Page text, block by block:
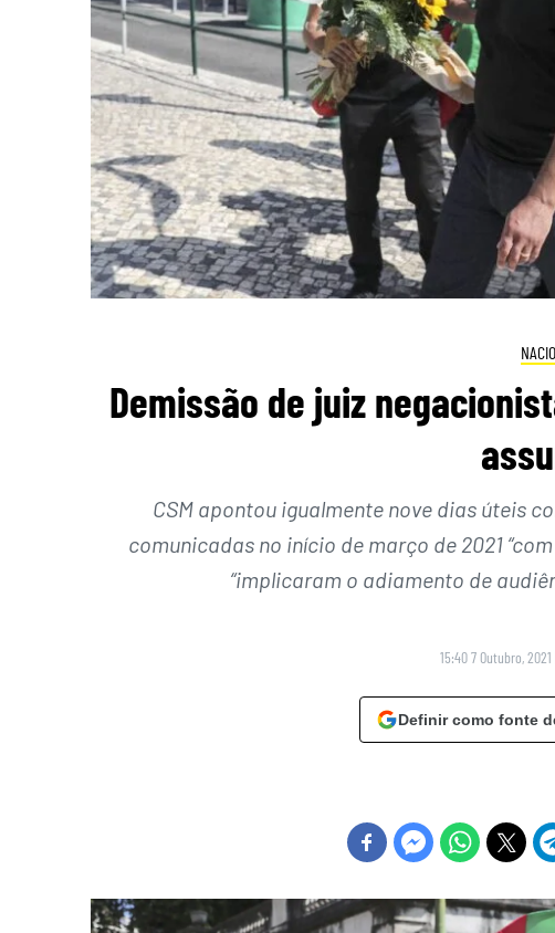
Demissão de juiz
CSM apontou igualmente nove dias úteis
comunicadas no início de março de 2021
“implicaram o adiamento de
15:40 7 Outubro, 2021
Definir como fonte